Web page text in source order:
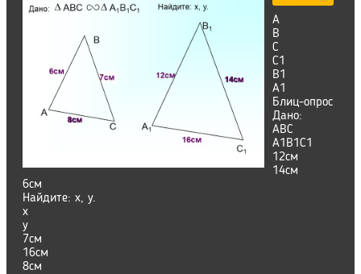
А
В
С
С1
В1
А1
Блиц-опрос
Дано:
ABC
А1В1С1
12см
14см
6см
Найдите: х, у.
х
у
7см
16см
8см